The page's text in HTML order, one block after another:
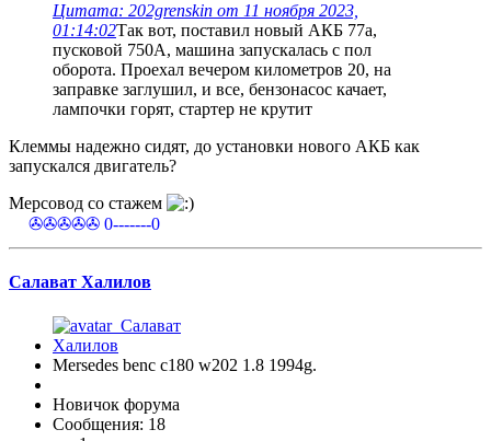
Цитата: 202grenskin от 11 ноября 2023,
01:14:02Так вот, поставил новый АКБ 77а,
пусковой 750А, машина запускалась с пол
оборота. Проехал вечером километров 20, на
заправке заглушил, и все, бензонасос качает,
лампочки горят, стартер не крутит
Клеммы надежно сидят, до установки нового АКБ как
запускался двигатель?
Мерсовод со стажем
0-------0
Салават Халилов
Mersedes benc c180 w202 1.8 1994g.
Новичок форума
Сообщения: 18